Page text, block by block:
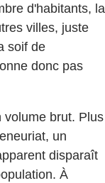
d'habitants, la
villes, juste
soif de
donc pas
volume brut. Plus
un
disparaît
À